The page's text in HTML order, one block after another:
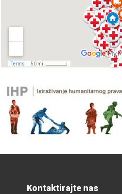
Kontaktirajte nas